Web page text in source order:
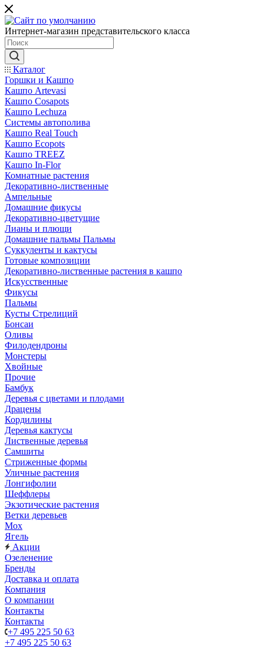
Интернет-магазин представительского класса
Каталог
Горшки и Кашпо
Кашпо Artevasi
Кашпо Cosapots
Кашпо Lechuza
Системы автополива
Кашпо Real Touch
Кашпо Ecopots
Кашпо TREEZ
Кашпо In-Flor
Комнатные растения
Декоративно-лиственные
Ампельные
Домашние фикусы
Декоративно-цветущие
Лианы и плющи
Домашние пальмы Пальмы
Суккуленты и кактусы
Готовые композиции
Декоративно-лиственные растения в кашпо
Искусственные
Фикусы
Пальмы
Кусты Стрелиций
Бонсаи
Оливы
Филодендроны
Монстеры
Хвойные
Прочие
Бамбук
Деревья с цветами и плодами
Драцены
Кордилины
Деревья кактусы
Лиственные деревья
Самшиты
Стриженные формы
Уличные растения
Лонгифолии
Шеффлеры
Экзотические растения
Ветки деревьев
Мох
Ягель
Акции
Озеленение
Бренды
Доставка и оплата
Компания
О компании
Контакты
Контакты
+7 495 225 50 63
+7 495 225 50 63